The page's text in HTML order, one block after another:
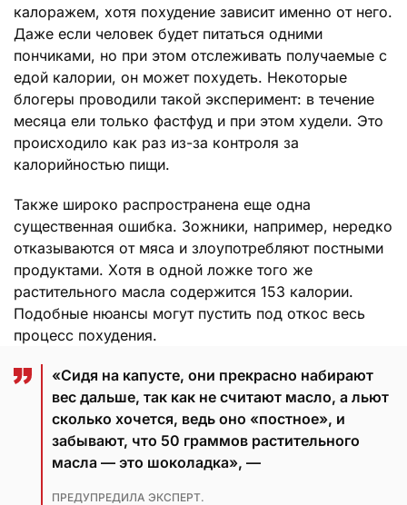
калоражем, хотя похудение зависит именно от него.
Даже если человек будет питаться одними
пончиками, но при этом отслеживать получаемые с
едой калории, он может похудеть. Некоторые
блогеры проводили такой эксперимент: в течение
месяца ели только фастфуд и при этом худели. Это
происходило как раз из-за контроля за
калорийностью пищи.
Также широко распространена еще одна
существенная ошибка. Зожники, например, нередко
отказываются от мяса и злоупотребляют постными
продуктами. Хотя в одной ложке того же
растительного масла содержится 153 калории.
Подобные нюансы могут пустить под откос весь
процесс похудения.
«Сидя на капусте, они прекрасно набирают
вес дальше, так как не считают масло, а льют
сколько хочется, ведь оно «постное», и
забывают, что 50 граммов растительного
масла — это шоколадка», —
ПРЕДУПРЕДИЛА ЭКСПЕРТ.